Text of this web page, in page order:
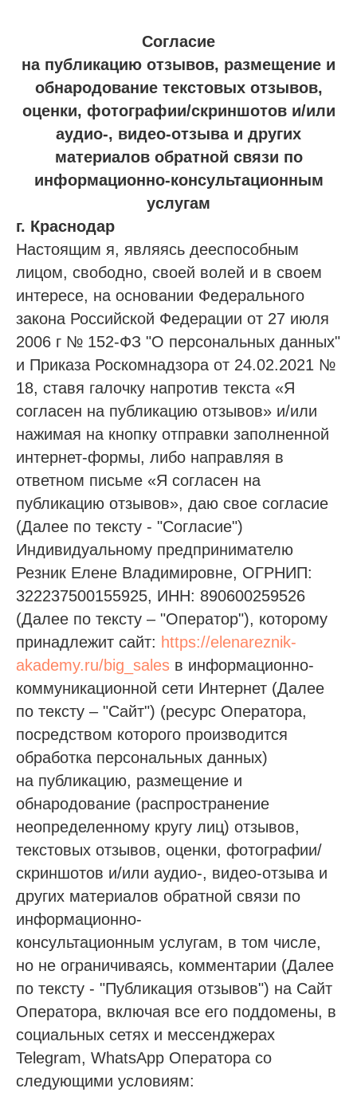
Согласие
на публикацию отзывов, размещение и
обнародование текстовых отзывов,
оценки, фотографии/скриншотов и/или
аудио-, видео-отзыва и других
материалов обратной связи по
информационно-консультационным
услугам
г. Краснодар
Настоящим я, являясь дееспособным
лицом, свободно, своей волей и в своем
интересе, на основании Федерального
закона Российской Федерации от 27 июля
2006 г № 152-ФЗ "О персональных данных"
и Приказа Роскомнадзора от 24.02.2021 №
18, ставя галочку напротив текста «Я
согласен на публикацию отзывов» и/или
нажимая на кнопку отправки заполненной
интернет-формы, либо направляя в
ответном письме «Я согласен на
публикацию отзывов», даю свое согласие
(Далее по тексту - "Согласие")
Индивидуальному предпринимателю
Резник Елене Владимировне, ОГРНИП:
322237500155925, ИНН: 890600259526
(Далее по тексту – "Оператор"), которому
принадлежит сайт: https://elenareznik-
akademy.ru/big_sales в информационно-
коммуникационной сети Интернет (Далее
по тексту – "Сайт") (ресурс Оператора,
посредством которого производится
обработка персональных данных)
на публикацию, размещение и
обнародование (распространение
неопределенному кругу лиц) отзывов,
текстовых отзывов, оценки, фотографии/
скриншотов и/или аудио-, видео-отзыва и
других материалов обратной связи по
информационно-
консультационным услугам, в том числе,
но не ограничиваясь, комментарии (Далее
по тексту - "Публикация отзывов") на Сайт
Оператора, включая все его поддомены, в
социальных сетях и мессенджерах
Telegram, WhatsApp Оператора со
следующими условиям: